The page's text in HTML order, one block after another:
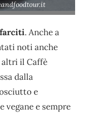
. Anche a
noti anche
altri il Caffè
dalla
e
vegane e sempre